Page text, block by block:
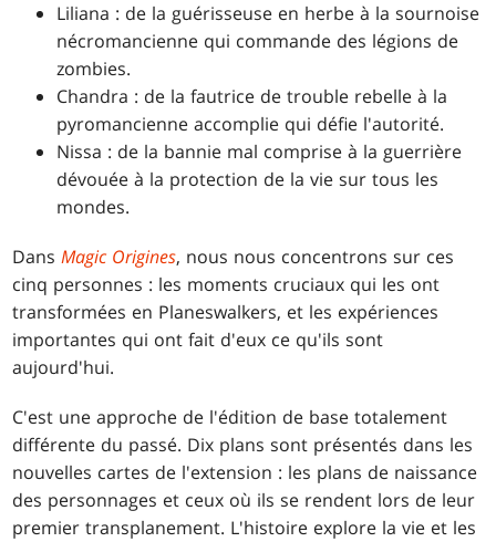
Liliana : de la guérisseuse en herbe à la sournoise
nécromancienne qui commande des légions de
zombies.
Chandra : de la fautrice de trouble rebelle à la
pyromancienne accomplie qui défie l'autorité.
Nissa : de la bannie mal comprise à la guerrière
dévouée à la protection de la vie sur tous les
mondes.
DansMagic Origines, nous nous concentrons sur ces
cinq personnes : les moments cruciaux qui les ont
transformées en Planeswalkers, et les expériences
importantes qui ont fait d'eux ce qu'ils sont
aujourd'hui.
C'est une approche de l'édition de base totalement
différente du passé. Dix plans sont présentés dans les
nouvelles cartes de l'extension : les plans de naissance
des personnages et ceux où ils se rendent lors de leur
premier transplanement. L'histoire explore la vie et les